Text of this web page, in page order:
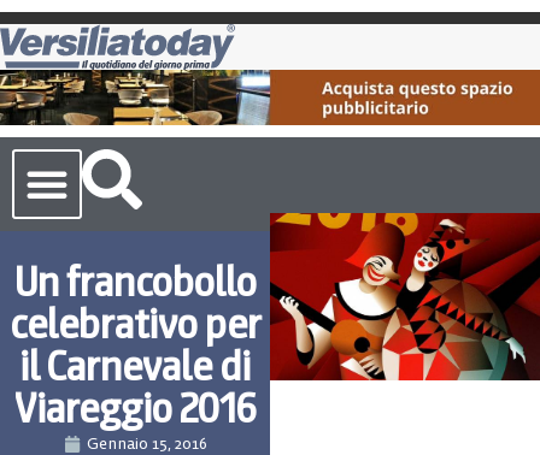
Un francobollo
celebrativo per
il Carnevale di
Viareggio 2016
Gennaio 15, 2016